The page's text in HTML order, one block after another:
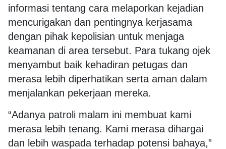
informasi tentang cara melaporkan kejadian
mencurigakan dan pentingnya kerjasama
dengan pihak kepolisian untuk menjaga
keamanan di area tersebut. Para tukang ojek
menyambut baik kehadiran petugas dan
merasa lebih diperhatikan serta aman dalam
menjalankan pekerjaan mereka.
“Adanya patroli malam ini membuat kami
merasa lebih tenang. Kami merasa dihargai
dan lebih waspada terhadap potensi bahaya,”